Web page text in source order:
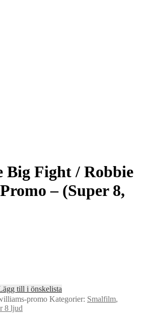
Big Fight / Robbie
– (Super 8,
till i önskelista
promo Kategorier: Smalfilm,
8 ljud